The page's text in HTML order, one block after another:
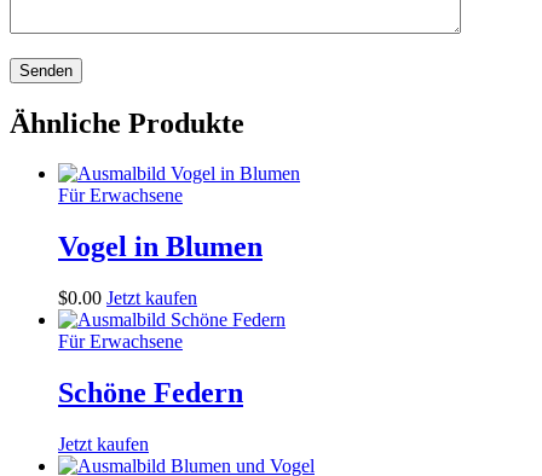
Ähnliche Produkte
Für Erwachsene
Vogel in Blumen
$0.00 Jetzt kaufen
Für Erwachsene
Schöne Federn
Jetzt kaufen